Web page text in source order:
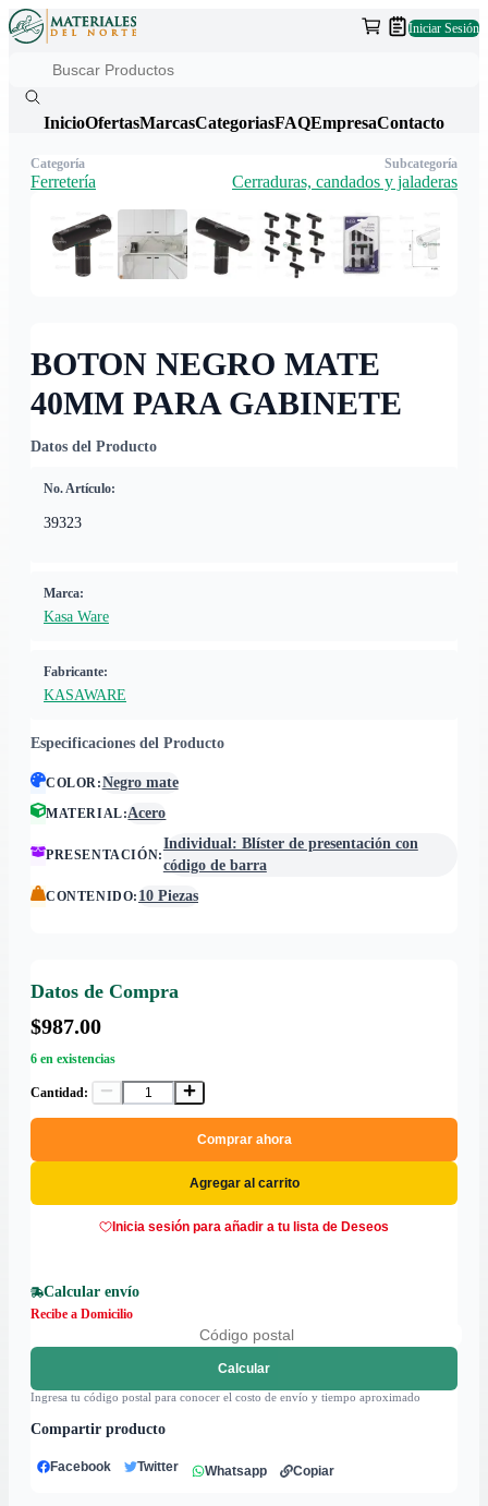
Iniciar Sesión
InicioOfertasMarcasCategoriasFAQEmpresaContacto
BOTON NEGRO MATE
40MM PARA GABINETE
Datos del Producto
No. Artículo:
39323
Marca:
Kasa Ware
Fabricante:
KASAWARE
Especificaciones del Producto
COLOR:Negro mate
MATERIAL:Acero
PRESENTACIÓN:
Individual: Blíster de presentación con
código de barra
CONTENIDO: 10 Piezas
Datos de Compra
$987.00
6 en existencias
Cantidad:
Comprar ahora
Agregar al carrito
Inicia sesión para añadir a tu lista de Deseos
Calcular envío
Recibe a Domicilio
Calcular
Ingresa tu código postal para conocer el costo de envío y tiempo aproximado
Compartir producto
Facebook Twitter Whatsapp Copiar
Categoría
Ferretería
Subcategoría
Cerraduras, candados y jaladeras